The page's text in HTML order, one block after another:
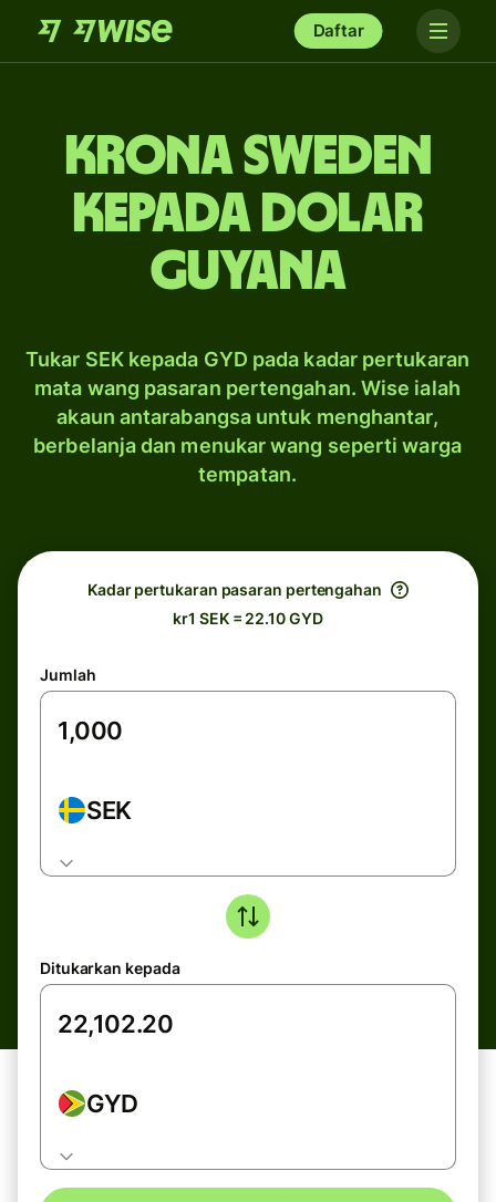
Daftar
krona Sweden
kepada dolar
Guyana
Tukar SEK kepada GYD pada kadar pertukaran
mata wang pasaran pertengahan. Wise ialah
akaun antarabangsa untuk menghantar,
berbelanja dan menukar wang seperti warga
tempatan.
Kadar pertukaran pasaran pertengahan
kr1 SEK = 22.10 GYD
Jumlah
SEK
Ditukarkan kepada
GYD